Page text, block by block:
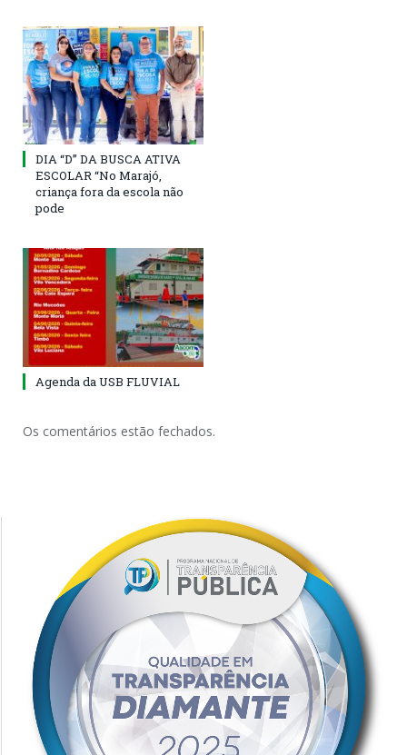
DIA “D” DA BUSCA ATIVA
ESCOLAR “No Marajó,
criança fora da escola não
pode
Agenda da USB FLUVIAL
Os comentários estão fechados.